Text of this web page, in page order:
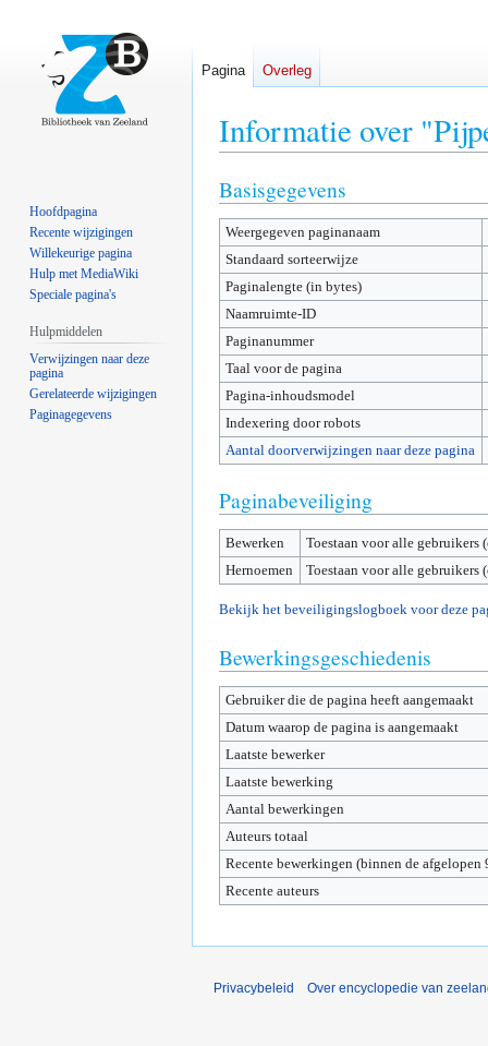
Informatie over
Naar
navigatie
springen
Naar
zoeken
springen
Basisgegevens
Weergegeven paginanaam
Standaard sorteerwijze
Paginalengte (in bytes)
Naamruimte-ID
Paginanummer
Taal voor de pagina
Pagina-inhoudsmodel
Indexering door robots
Aantal doorverwijzingen naar deze pagina
Paginabeveiliging
Bewerken
Toestaan voor alle gebruikers
Hernoemen
Toestaan voor alle gebruikers
Bekijk het beveiligingslogboek voor deze
Bewerkingsgeschiedenis
Gebruiker die de pagina heeft aangemaakt
Datum waarop de pagina is aangemaakt
Laatste bewerker
Laatste bewerking
Aantal bewerkingen
Auteurs totaal
Recente bewerkingen (binnen de afgelopen
Recente auteurs
Pagina Overleg
Hoofdpagina
Recente wijzigingen
Willekeurige pagina
Hulp met MediaWiki
Speciale pagina's
Hulpmiddelen
Verwijzingen naar deze
pagina
Gerelateerde wijzigingen
Paginagegevens
Privacybeleid Over encyclopedie van